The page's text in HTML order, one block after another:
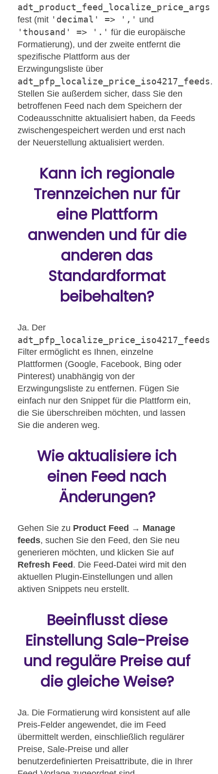
adt_product_feed_localize_price_args
fest (mit 'decimal' => ',' und
'thousand' => '.' für die europäische
Formatierung), und der zweite entfernt die
spezifische Plattform aus der
Erzwingungsliste über
adt_pfp_localize_price_iso4217_feeds.
Stellen Sie außerdem sicher, dass Sie den
betroffenen Feed nach dem Speichern der
Codeausschnitte aktualisiert haben, da Feeds
zwischengespeichert werden und erst nach
der Neuerstellung aktualisiert werden.
Kann ich regionale
Trennzeichen nur für
eine Plattform
anwenden und für die
anderen das
Standardformat
beibehalten?
Ja. Der
adt_pfp_localize_price_iso4217_feeds
Filter ermöglicht es Ihnen, einzelne
Plattformen (Google, Facebook, Bing oder
Pinterest) unabhängig von der
Erzwingungsliste zu entfernen. Fügen Sie
einfach nur den Snippet für die Plattform ein,
die Sie überschreiben möchten, und lassen
Sie die anderen weg.
Wie aktualisiere ich
einen Feed nach
Änderungen?
Gehen Sie zu Product Feed → Manage
feeds, suchen Sie den Feed, den Sie neu
generieren möchten, und klicken Sie auf
Refresh Feed. Die Feed-Datei wird mit den
aktuellen Plugin-Einstellungen und allen
aktiven Snippets neu erstellt.
Beeinflusst diese
Einstellung Sale-Preise
und reguläre Preise auf
die gleiche Weise?
Ja. Die Formatierung wird konsistent auf alle
Preis-Felder angewendet, die im Feed
übermittelt werden, einschließlich regulärer
Preise, Sale-Preise und aller
benutzerdefinierten Preisattribute, die in Ihrer